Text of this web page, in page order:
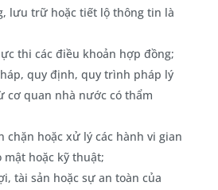
lưu trữ hoặc tiết lộ thông tin là
thi các điều khoản hợp đồng;
quy định, quy trình pháp lý
cơ quan nhà nước có thẩm
chặn hoặc xử lý các hành vi gian
mật hoặc kỹ thuật;
tài sản hoặc sự an toàn của